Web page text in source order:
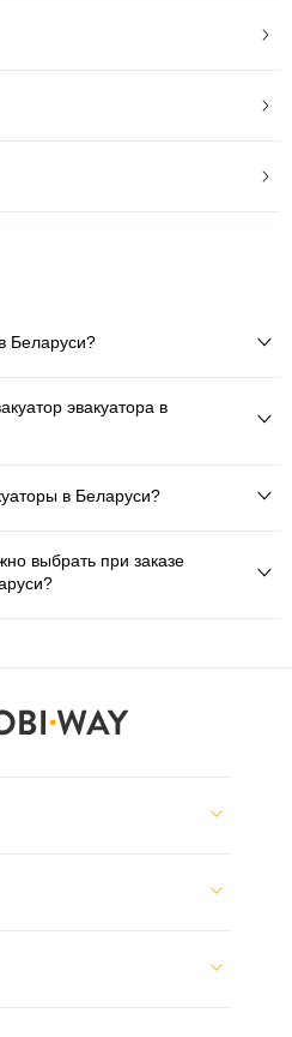
Беларуси?
эвакуатора в
в Беларуси?
выбрать при заказе